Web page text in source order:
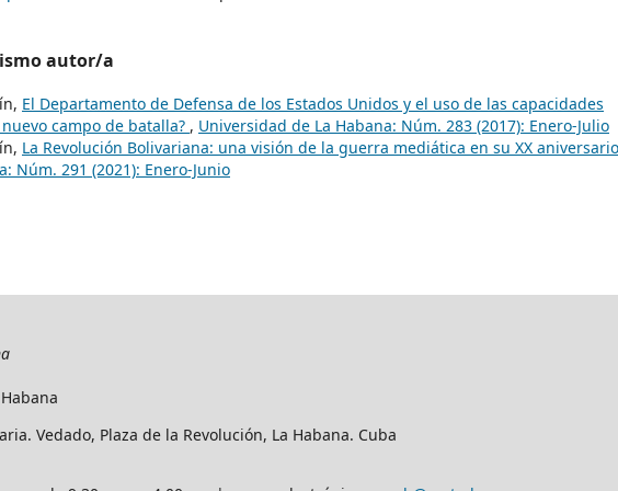
autor/a
El Departamento de Defensa de los Estados Unidos y el uso de las capacidades
campo de batalla? , Universidad de La Habana: Núm. 283 (2017): Enero-Julio
La Revolución Bolivariana: una visión de la guerra mediática en su XX
Núm. 291 (2021): Enero-Junio
Vedado, Plaza de la Revolución, La Habana. Cuba